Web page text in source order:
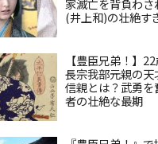
家滅亡を背負わさ
(井上和)の壮絶す
【豊臣兄弟！】
長宗我部元親の天
信親とは？武勇を
者の壮絶な最期